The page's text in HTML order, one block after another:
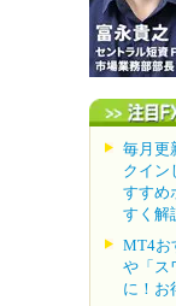
毎月更
クイン
すすめ
すく解
MT4お
や「ス
に！お